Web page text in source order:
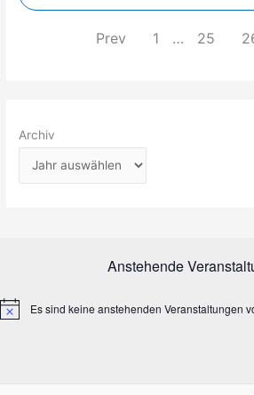
Prev 1 … 25
Archiv
Anstehende
H
Es sind keine anstehenden Veranstaltungen